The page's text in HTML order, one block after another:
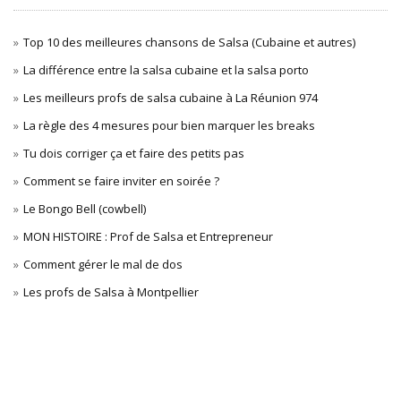
Top 10 des meilleures chansons de Salsa (Cubaine et autres)
La différence entre la salsa cubaine et la salsa porto
Les meilleurs profs de salsa cubaine à La Réunion 974
La règle des 4 mesures pour bien marquer les breaks
Tu dois corriger ça et faire des petits pas
Comment se faire inviter en soirée ?
Le Bongo Bell (cowbell)
MON HISTOIRE : Prof de Salsa et Entrepreneur
Comment gérer le mal de dos
Les profs de Salsa à Montpellier